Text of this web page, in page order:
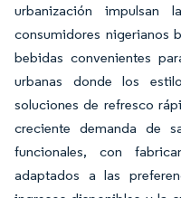
urbanización impulsan
consumidores nigerianos
bebidas convenientes
urbanas donde los
soluciones de refresco
creciente demanda de
funcionales, con
adaptados a las